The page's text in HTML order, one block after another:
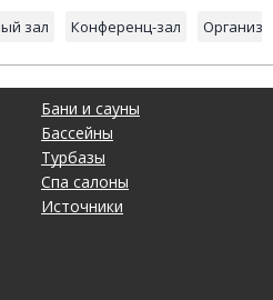
зал Конференц-зал
Бани и сауны
Бассейны
Турбазы
Спа салоны
Источники